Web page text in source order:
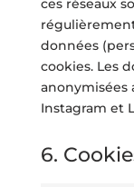
ces réseaux
données
cookies. Les
anonymisées
Instagram et
6.